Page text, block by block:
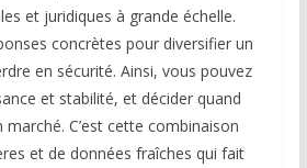
et juridiques à grande échelle.
concrètes pour diversifier un
en sécurité. Ainsi, vous pouvez
et stabilité, et décider quand
marché. C’est cette combinaison
et de données fraîches qui fait